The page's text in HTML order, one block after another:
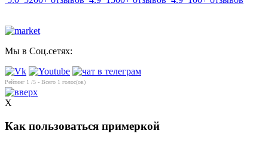
Мы в Соц.сетях:
Рейтинг 1 /5 - Всего 1 голос(ов)
X
Как пользоваться примеркой